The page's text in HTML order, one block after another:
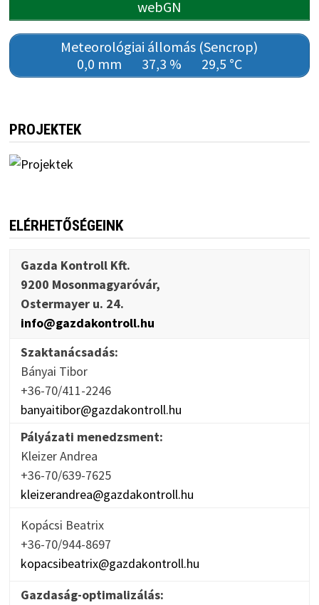
webGN
Meteorológiai állomás (Sencrop)
0,0 mm
37,3 % 29,5 °C
PROJEKTEK
ELÉRHETŐSÉGEINK
Gazda Kontroll Kft.
9200 Mosonmagyaróvár,
Ostermayer u. 24.
info@gazdakontroll.hu
Szaktanácsadás:
Bányai Tibor
+36-70/411-2246
banyaitibor@gazdakontroll.hu
Pályázati menedzsment:
Kleizer Andrea
+36-70/639-7625
kleizerandrea@gazdakontroll.hu
Kopácsi Beatrix
+36-70/944-8697
kopacsibeatrix@gazdakontroll.hu
Gazdaság-optimalizálás: